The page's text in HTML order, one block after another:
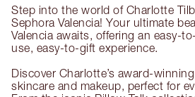
Step into the world of Charlotte
Sephora Valencia! Your ultimate
Valencia awaits, offering an easy-
use, easy-to-gift experience.
Discover Charlotte’s award-
skincare and makeup, perfect for